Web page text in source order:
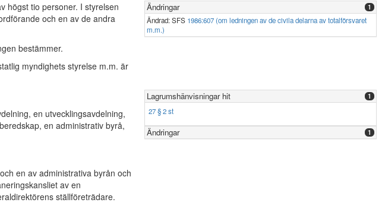
högst tio personer. I styrelsen
och en av de andra
bestämmer.
myndighets styrelse m.m. är
Ändringar 1
Ändrad: SFS 1986:607 (om ledningen av de civila delarna av totalförsvaret
m.m.)
en utvecklingsavdelning,
en administrativ byrå,
en av administrativa byrån och
av en
ställföreträdare.
Lagrumshänvisningar hit 1
27 § 2 st
Ändringar 1